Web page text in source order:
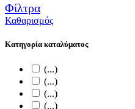
Φίλτρα
Καθαρισμός
Κατηγορία καταλύματος
(...)
(...)
(...)
(...)